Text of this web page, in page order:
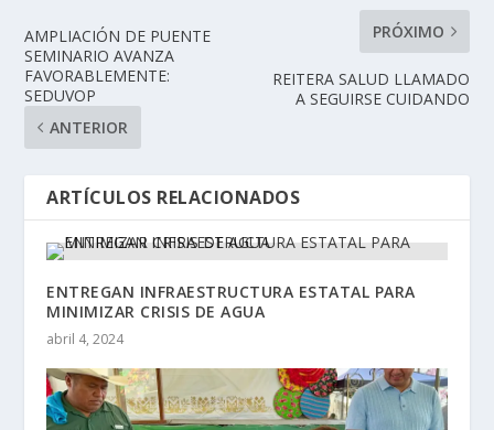
AMPLIACIÓN DE PUENTE
SEMINARIO AVANZA
FAVORABLEMENTE:
SEDUVOP
ANTERIOR
PRÓXIMO
REITERA SALUD LLAMADO
A SEGUIRSE CUIDANDO
ARTÍCULOS RELACIONADOS
ENTREGAN INFRAESTRUCTURA ESTATAL PARA
MINIMIZAR CRISIS DE AGUA
abril 4, 2024